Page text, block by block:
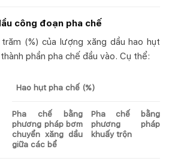
công đoạn pha chế
(%) của lượng xăng dầu hao hụt
phần pha chế đầu vào. Cụ thể:
Hao hụt pha chế (%)
Pha chế bằng
phương pháp bơm
chuyển xăng dầu
giữa các bể
Pha chế bằng
phương pháp
khuấy trộn